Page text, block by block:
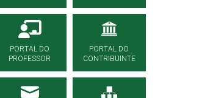
PORTAL DO
PROFESSOR
PORTAL DO
CONTRIBUINTE